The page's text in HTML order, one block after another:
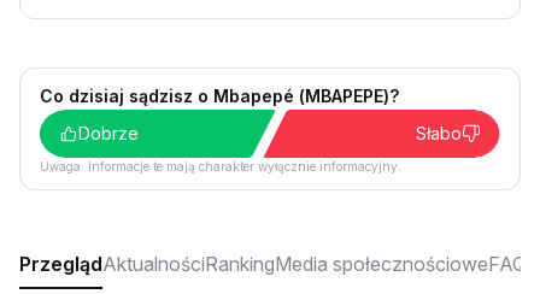
Co dzisiaj sądzisz o Mbapepé (MBAPEPE)?
Dobrze
Słabo
Uwaga: Informacje te mają charakter wyłącznie informacyjny.
PrzeglądAktualnościRankingMedia społecznościoweFAQ